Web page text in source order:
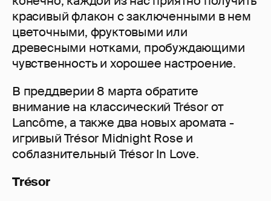
красивый флакон с заключенными в нем
цветочными, фруктовыми или
древесными нотками, пробуждающими
чувственность и хорошее настроение.
В преддверии 8 марта обратите
внимание на классический Trésor от
Lancôme, а также два новых аромата -
игривый Trésor Midnight Rose и
соблазнительный Trésor In Love.
Trésor